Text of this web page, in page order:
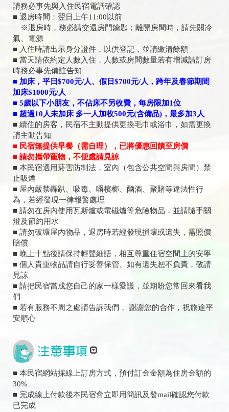
請務必事先與入住民宿電話確認
■ 退房時間：翌日上午11:00以前
※退房時，務必請交還房門鑰匙；離開房間時，請先關冷
氣、電源
■ 入住時請出示身分證件，以供登記，並請繳清餘額
■ 當天請依約定人數入住，人數或房間數量若有增減請訂房
時務必事先備註告知
■ 加床，平日$700元/人、假日$700元/人，跨年及春節期間
加床$1000元/人
■ 5歲以下小朋友，不佔床不另收費，每房限加1位
■ 超過10人未加床 多一人加收500元(含備品)，最多加3人
■ 續住的房客，民宿不主動提供更換毛巾或浴巾，如需更換
請主動告知
■ 民宿無提供早餐（需自理），已將優惠回饋至房價
■ 請勿攜帶寵物，不便處請見諒
■ 本民宿適用菸害防制法，室內（包含公共空間與房間）禁
止吸煙
■ 屋內嚴禁轟趴、吸毒、嚼檳榔、酗酒、聚賭等違法性行
為，若經發現一律報警處理
■ 請勿在房內使用瓦斯爐或電磁爐等危險物品，並請隨手關
燈及節約用水
■ 請勿破壞屋內物品，退房時若經發現損壞或遺失，需照價
賠償
■ 晚上十點後請保持輕聲細語，相互尊重住宿空間上的安寧
■ 個人貴重物品請自行妥善保管、如有遺失恕不負責，敬請
見諒
■ 請把民宿當成您自己的家一樣愛護，並期盼您常回來看我
們
■ 若有服務不周之處請告訴我們， 謝謝您的合作，祝旅途平
安順心
■ 本民宿網站採線上訂房方式，預付訂金金額為住房金額的
30%
■ 完成線上付款後本民宿會立即用簡訊及發mail確認您付款
已完成